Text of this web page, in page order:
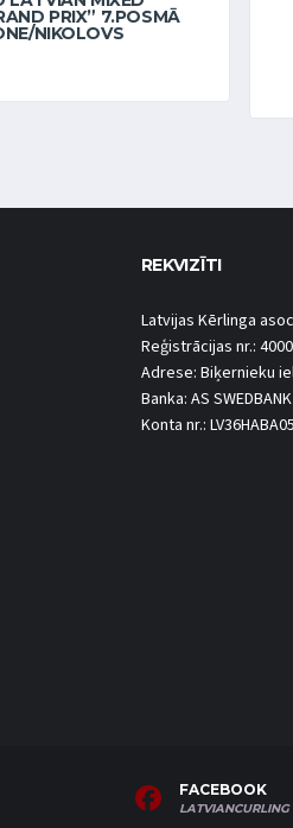
PRIX” 7.POSMĀ
NIKOLOVS
REKVIZĪTI
Latvijas Kērlinga
Reģistrācijas nr.:
Adrese: Biķernieku
Banka: AS SWEDBANK
Konta nr.:
FACEBOOK
LATVIANCURLING